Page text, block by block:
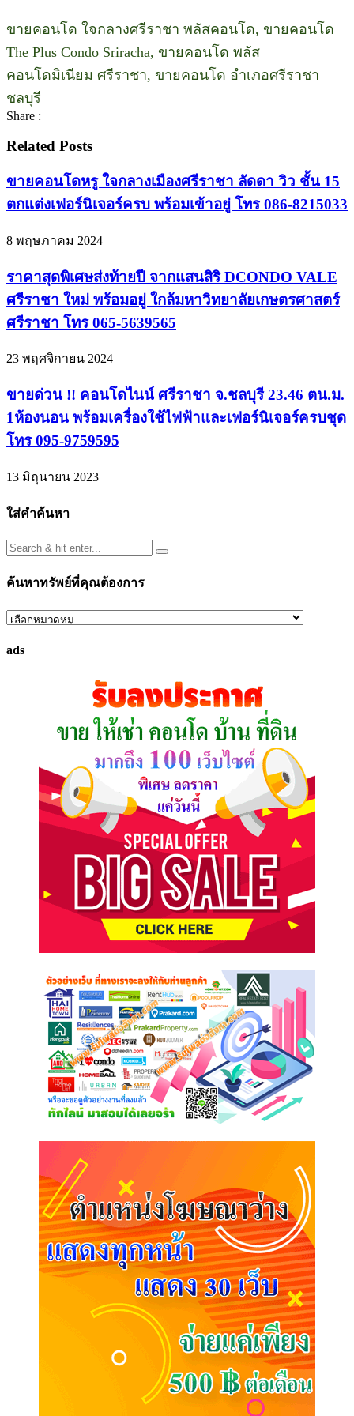
ขายคอนโด ใจกลางศรีราชา พลัสคอนโด, ขายคอนโด
The Plus Condo Sriracha, ขายคอนโด พลัส
คอนโดมิเนียม ศรีราชา, ขายคอนโด อำเภอศรีราชา
ชลบุรี
Share :
Related Posts
ขายคอนโดหรู ใจกลางเมืองศรีราชา ลัดดา วิว ชั้น 15
ตกแต่งเฟอร์นิเจอร์ครบ พร้อมเข้าอยู่ โทร 086-8215033
8 พฤษภาคม 2024
ราคาสุดพิเศษส่งท้ายปี จากแสนสิริ DCONDO VALE
ศรีราชา ใหม่ พร้อมอยู่ ใกล้มหาวิทยาลัยเกษตรศาสตร์
ศรีราชา โทร 065-5639565
23 พฤศจิกายน 2024
ขายด่วน !! คอนโดไนน์ ศรีราชา จ.ชลบุรี 23.46 ตน.ม.
1ห้องนอน พร้อมเครื่องใช้ไฟฟ้าและเฟอร์นิเจอร์ครบชุด
โทร 095-9759595
13 มิถุนายน 2023
ใส่คำค้นหา
ค้นหาทรัพย์ที่คุณต้องการ
ค้นหา
ที่
ads